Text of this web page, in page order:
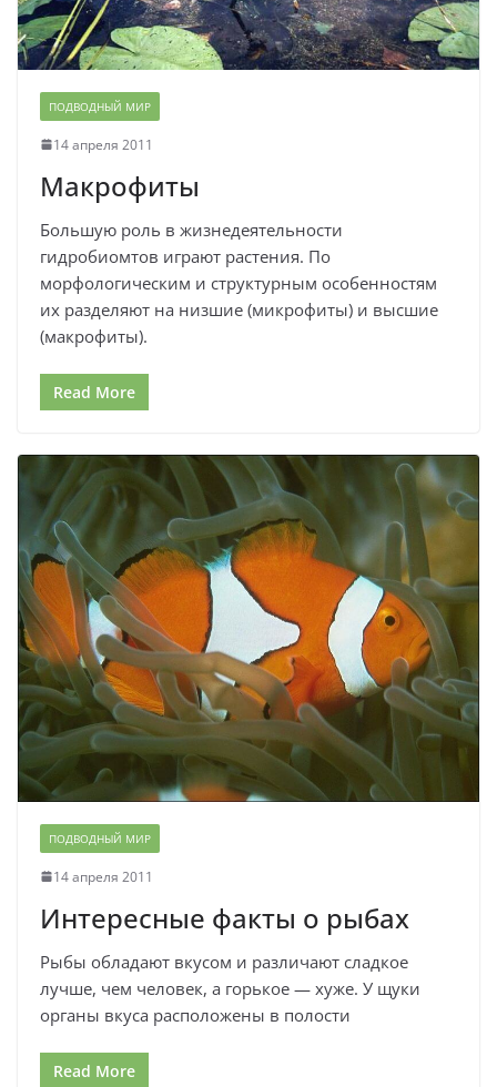
ПОДВОДНЫЙ МИР
14 апреля 2011
Макрофиты
Большую роль в жизнедеятельности
гидробиомтов играют растения. По
морфологическим и структурным особенностям
их разделяют на низшие (микрофиты) и высшие
(макрофиты).
Read More
ПОДВОДНЫЙ МИР
14 апреля 2011
Интересные факты о рыбах
Рыбы обладают вкусом и различают сладкое
лучше, чем человек, а горькое — хуже. У щуки
органы вкуса расположены в полости
Read More